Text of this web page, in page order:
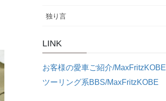
独り言
LINK
お客様の愛車ご紹介/MaxFritzKOBE
ツーリング系BBS/MaxFritzKOBE